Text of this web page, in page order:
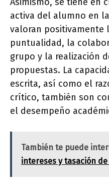
activa del alumno en
valoran positivamente
puntualidad, la
grupo y la realización
propuestas. La
escrita, así como el
crítico, también son
el desempeño
También te puede
intereses y tasación